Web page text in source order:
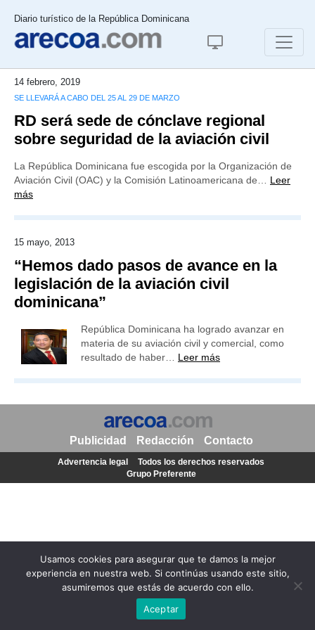
Diario turístico de la República Dominicana
14 febrero, 2019
SE LLEVARÁ A CABO DEL 25 AL 29 DE MARZO
RD será sede de cónclave regional
sobre seguridad de la aviación civil
La República Dominicana fue escogida por la Organización de
Aviación Civil (OAC) y la Comisión Latinoamericana de… Leer
más
15 mayo, 2013
“Hemos dado pasos de avance en la
legislación de la aviación civil
dominicana”
República Dominicana ha logrado avanzar en
materia de su aviación civil y comercial, como
resultado de haber… Leer más
Usamos cookies para asegurar que te damos la mejor
experiencia en nuestra web. Si continúas usando este sitio,
asumiremos que estás de acuerdo con ello.
Aceptar
Publicidad Redacción Contacto
Advertencia legal
Todos los derechos reservados
Grupo Preferente